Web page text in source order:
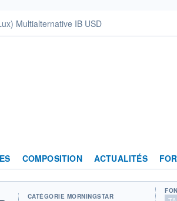
Multialternative IB USD
COMPOSITION ACTUALITÉS
CATÉGORIE MORNINGSTAR